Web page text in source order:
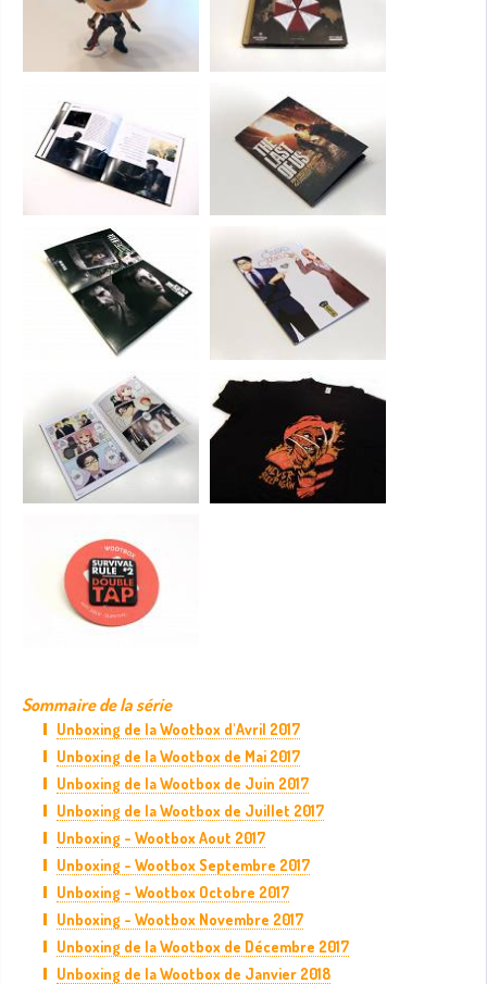
Sommaire de la série
Unboxing de la Wootbox d'Avril 2017
Unboxing de la Wootbox de Mai 2017
Unboxing de la Wootbox de Juin 2017
Unboxing de la Wootbox de Juillet 2017
Unboxing - Wootbox Aout 2017
Unboxing - Wootbox Septembre 2017
Unboxing - Wootbox Octobre 2017
Unboxing - Wootbox Novembre 2017
Unboxing de la Wootbox de Décembre 2017
Unboxing de la Wootbox de Janvier 2018